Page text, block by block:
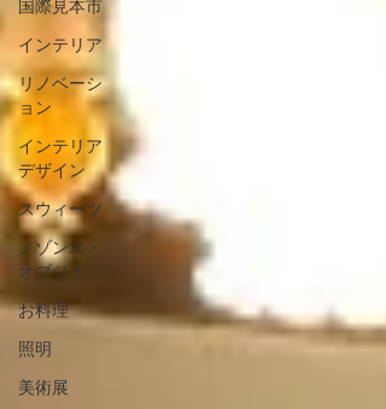
国際見本市
インテリア
リノベーシ
ョン
インテリア
デザイン
スウィーツ
メゾンエ・
オブジェ
お料理
照明
美術展